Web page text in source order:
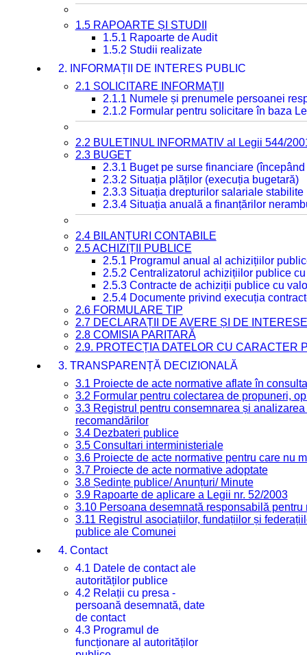
1.5 RAPOARTE ȘI STUDII
1.5.1 Rapoarte de Audit
1.5.2 Studii realizate
2. INFORMAȚII DE INTERES PUBLIC
2.1 SOLICITARE INFORMAȚII
2.1.1 Numele și prenumele persoanei
2.1.2 Formular pentru solicitare în baza
2.2 BULETINUL INFORMATIV al Legii 544/
2.3 BUGET
2.3.1 Buget pe surse financiare
2.3.2 Situația plăților (execuția bugetară)
2.3.3 Situația drepturilor salariale
2.3.4 Situația anuală a finanțărilor
2.4 BILANȚURI CONTABILE
2.5 ACHIZIȚII PUBLICE
2.5.1 Programul anual al achizițiilor
2.5.2 Centralizatorul achizițiilor publice
2.5.3 Contracte de achiziții publice cu
2.5.4 Documente privind execuția
2.6 FORMULARE TIP
2.7 DECLARAȚII DE AVERE ȘI DE INTERESE
2.8 COMISIA PARITARĂ
2.9. PROTECȚIA DATELOR CU CARACTER
3. TRANSPARENȚĂ DECIZIONALĂ
3.1 Proiecte de acte normative aflate în
3.2 Formular pentru colectarea de propuneri,
3.3 Registrul pentru consemnarea și
recomandărilor
3.4 Dezbateri publice
3.5 Consultari interministeriale
3.6 Proiecte de acte normative pentru care nu
3.7 Proiecte de acte normative adoptate
3.8 Ședințe publice/ Anunțuri/ Minute
3.9 Rapoarte de aplicare a Legii nr. 52/2003
3.10 Persoana desemnată responsabilă
3.11 Registrul asociațiilor, fundațiilor și
publice ale Comunei
4. Contact
4.1 Datele de contact ale
autorităților publice
4.2 Relații cu presa -
persoană desemnată, date
de contact
4.3 Programul de
funcționare al autorităților